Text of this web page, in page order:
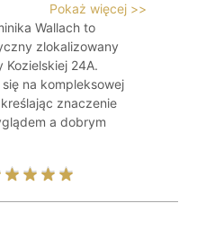
Pokaż więcej >>
Wallach to
zlokalizowany
24A.
na kompleksowej
znaczenie
a dobrym